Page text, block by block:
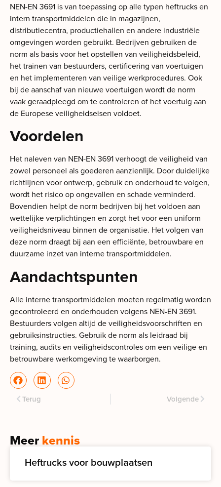
NEN-EN 3691 is van toepassing op alle typen heftrucks en
intern transportmiddelen die in magazijnen,
distributiecentra, productiehallen en andere industriële
omgevingen worden gebruikt. Bedrijven gebruiken de
norm als basis voor het opstellen van veiligheidsbeleid,
het trainen van bestuurders, certificering van voertuigen
en het implementeren van veilige werkprocedures. Ook
bij de aanschaf van nieuwe voertuigen wordt de norm
vaak geraadpleegd om te controleren of het voertuig aan
de Europese veiligheidseisen voldoet.
Voordelen
Het naleven van NEN-EN 3691 verhoogt de veiligheid van
zowel personeel als goederen aanzienlijk. Door duidelijke
richtlijnen voor ontwerp, gebruik en onderhoud te volgen,
wordt het risico op ongevallen en schade verminderd.
Bovendien helpt de norm bedrijven bij het voldoen aan
wettelijke verplichtingen en zorgt het voor een uniform
veiligheidsniveau binnen de organisatie. Het volgen van
deze norm draagt bij aan een efficiënte, betrouwbare en
duurzame inzet van interne transportmiddelen.
Aandachtspunten
Alle interne transportmiddelen moeten regelmatig worden
gecontroleerd en onderhouden volgens NEN-EN 3691.
Bestuurders volgen altijd de veiligheidsvoorschriften en
gebruiksinstructies. Gebruik de norm als leidraad bij
training, audits en veiligheidscontroles om een veilige en
betrouwbare werkomgeving te waarborgen.
Terug Volgende
Meerkennis
Heftrucks voor bouwplaatsen